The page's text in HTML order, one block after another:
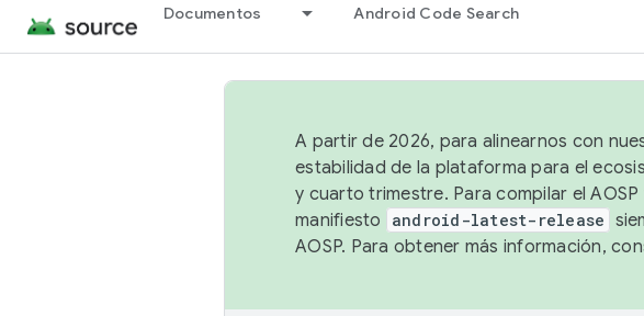
Documentos Android Code Search
A partir de 2026, para alinearnos con
estabilidad de la plataforma para el
y cuarto trimestre. Para compilar el
manifiesto
android-latest-release
AOSP. Para obtener más información,